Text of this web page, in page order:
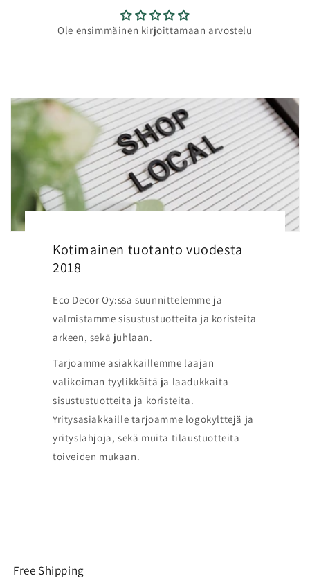
Ole ensimmäinen kirjoittamaan arvostelu
Kotimainen tuotanto vuodesta
2018
Eco Decor Oy:ssa suunnittelemme ja
valmistamme sisustustuotteita ja koristeita
arkeen, sekä juhlaan.
Tarjoamme asiakkaillemme laajan
valikoiman tyylikkäitä ja laadukkaita
sisustustuotteita ja koristeita.
Yritysasiakkaille tarjoamme logokylttejä ja
yrityslahjoja, sekä muita tilaustuotteita
toiveiden mukaan.
Free Shipping